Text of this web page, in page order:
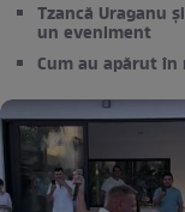
Tzancă Uraganu
un eveniment
Cum au apărut în